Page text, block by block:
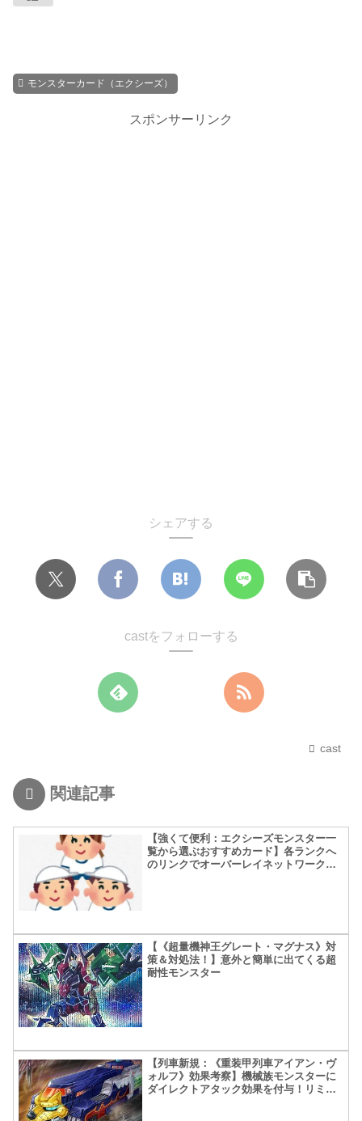
モンスターカード（エクシーズ）
スポンサーリンク
シェアする
castをフォローする
cast
関連記事
【強くて便利：エクシーズモンスター一
覧から選ぶおすすめカード】各ランクへ
のリンクでオーバーレイネットワークを
【《超量機神王グレート・マグナス》対
策＆対処法！】意外と簡単に出てくる超
耐性モンスター
【列車新規：《重装甲列車アイアン・ヴ
ォルフ》効果考察】機械族モンスターに
ダイレクトアタック効果を付与！リミッ